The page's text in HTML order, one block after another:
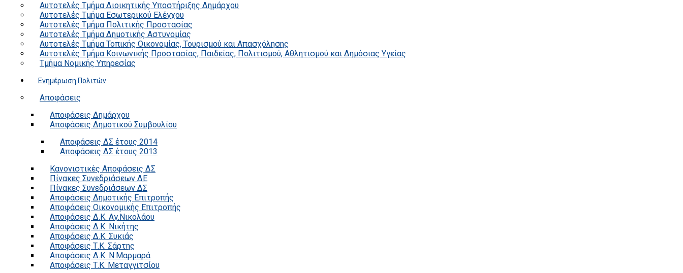
Αυτοτελές Τμήμα Διοικητικής Υποστήριξης Δημάρχου
Αυτοτελές Τμήμα Εσωτερικού Ελέγχου
Αυτοτελές Τμήμα Πολιτικής Προστασίας
Αυτοτελές Τμήμα Δημοτικής Αστυνομίας
Αυτοτελές Τμήμα Τοπικής Οικονομίας, Τουρισμού και Απασχόλησης
Αυτοτελές Τμήμα Κοινωνικής Προστασίας, Παιδείας, Πολιτισμού, Αθλητισμού και Δημόσιας Υγείας
Τμήμα Νομικής Υπηρεσίας
Ενημέρωση Πολιτών
Αποφάσεις
Αποφάσεις Δημάρχου
Αποφάσεις Δημοτικού Συμβουλίου
Αποφάσεις ΔΣ έτους 2014
Αποφάσεις ΔΣ έτους 2013
Κανονιστικές Αποφάσεις ΔΣ
Πίνακες Συνεδριάσεων ΔΕ
Πίνακες Συνεδριάσεων ΔΣ
Αποφάσεις Δημοτικής Επιτροπής
Αποφάσεις Οικονομικής Επιτροπής
Αποφάσεις Δ.Κ. Αγ.Νικολάου
Αποφάσεις Δ.Κ. Νικήτης
Αποφάσεις Δ.Κ. Συκιάς
Αποφάσεις Τ.Κ. Σάρτης
Αποφάσεις Δ.Κ. Ν.Μαρμαρά
Αποφάσεις Τ.Κ. Μεταγγιτσίου